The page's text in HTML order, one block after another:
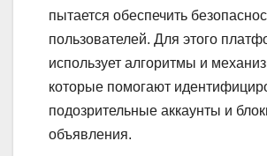
пытается обеспечить
пользователей. Для этого
использует алгоритмы и
которые помогают
подозрительные аккаунты и
объявления.